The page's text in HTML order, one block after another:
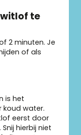
te
2 minuten. Je
of als
is het
koud water.
eerst door
hierbij niet